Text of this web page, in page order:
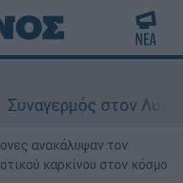
Λυκαβηττό:
ανακάλυψαν τον
καρκίνου στον κόσμο